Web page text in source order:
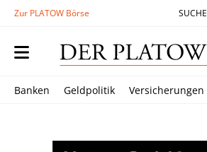
Zur PLATOW Börse SUCHE
Banken Geldpolitik Versicherungen